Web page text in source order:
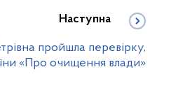
Наступна
пройшла перевірку,
«Про очищення влади»